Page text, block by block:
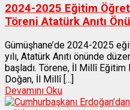
2024-2025 Eğitim
Töreni Atatürk Anıtı
Gümüşhane’de 2024-2025
yılı, Atatürk Anıtı önünde
başladı. Törene, İl Millî Eğitim
Doğan, İl Millî [...]
Devamını Oku